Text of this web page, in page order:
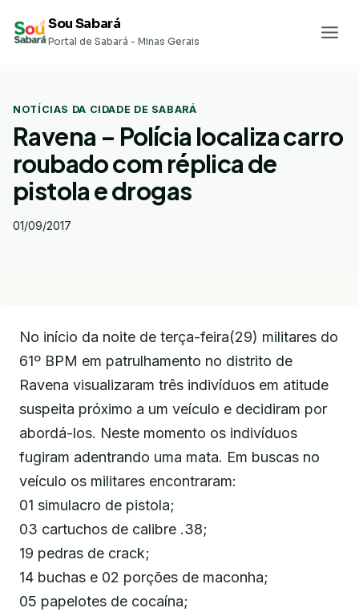
para
Sou Sabará
Portal de Sabará - Minas Gerais
NOTÍCIAS DA CIDADE DE SABARÁ
Ravena – Polícia localiza carro
roubado com réplica de
pistola e drogas
01/09/2017
No início da noite de terça-feira(29) militares do
61º BPM em patrulhamento no distrito de
Ravena visualizaram três indivíduos em atitude
suspeita próximo a um veículo e decidiram por
abordá-los. Neste momento os indivíduos
fugiram adentrando uma mata. Em buscas no
veículo os militares encontraram:
01 simulacro de pistola;
03 cartuchos de calibre .38;
19 pedras de crack;
14 buchas e 02 porções de maconha;
05 papelotes de cocaína;